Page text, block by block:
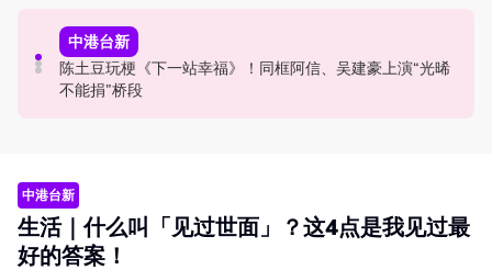
演唱会
范玮琪云顶开唱哽咽了！感性告白大马粉丝：我想继续唱
下去
国际星闻
BLACKPINK十周年活动被批太仓促！Jisoo罕见哭泣 当众
落泪道歉！
中港台新
陈土豆玩梗《下一站幸福》！同框阿信、吴建豪上演“光晞
不能捐”桥段
中港台新
生活｜什么叫「见过世面」？这4点是我见过最
好的答案！